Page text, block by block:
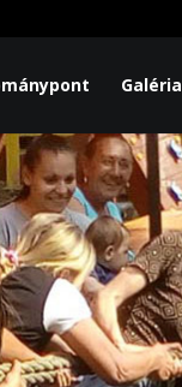
Galéria